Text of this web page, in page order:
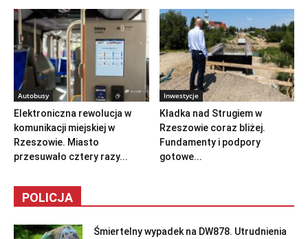
Autobusy
Elektroniczna rewolucja w
komunikacji miejskiej w
Rzeszowie. Miasto
przesuwało cztery razy...
Inwestycje
Kładka nad Strugiem w
Rzeszowie coraz bliżej.
Fundamenty i podpory
gotowe...
POLICJA
Śmiertelny wypadek na DW878. Utrudnienia